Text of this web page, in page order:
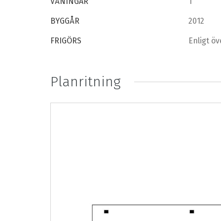
BYGGÅR 2012
FRIGÖRS Enligt
Planritning